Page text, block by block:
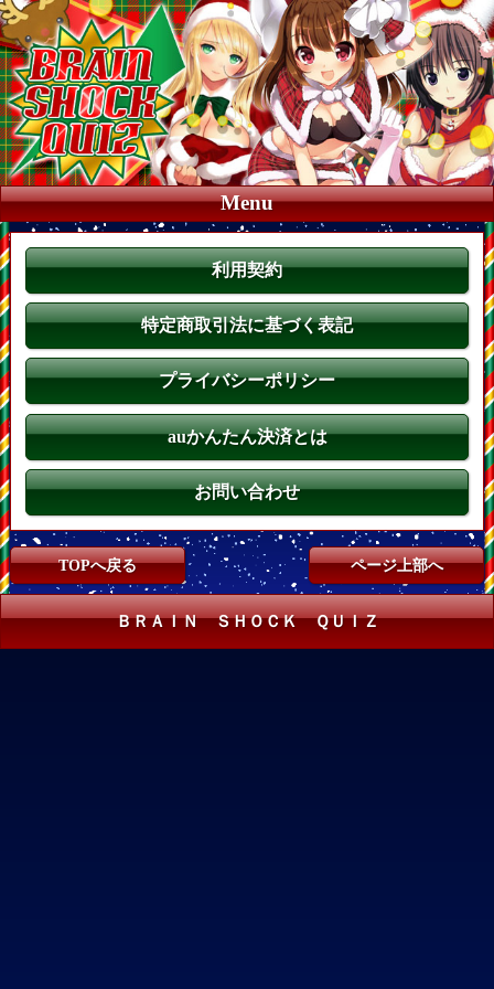
Menu
利用契約
特定商取引法に基づく表記
プライバシーポリシー
auかんたん決済とは
お問い合わせ
TOPへ戻る ページ上部へ
ＢＲＡＩＮ ＳＨＯＣＫ ＱＵＩＺ